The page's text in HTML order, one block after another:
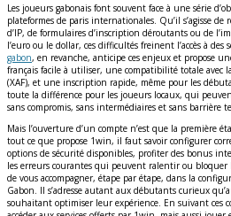
Les joueurs gabonais font souvent face à une série
plateformes de paris internationales. Qu’il s’agisse de
d’IP, de formulaires d’inscription déroutants ou de
l’euro ou le dollar, ces difficultés freinent l’accès à des
gabon, en revanche, anticipe ces enjeux et propose
français facile à utiliser, une compatibilité totale avec
(XAF), et une inscription rapide, même pour les
toute la différence pour les joueurs locaux, qui
sans compromis, sans intermédiaires et sans barrière
Mais l’ouverture d’un compte n’est que la première
tout ce que propose 1win, il faut savoir configurer
options de sécurité disponibles, profiter des bonus
les erreurs courantes qui peuvent ralentir ou bloquer
de vous accompagner, étape par étape, dans la
Gabon. Il s’adresse autant aux débutants curieux
souhaitant optimiser leur expérience. En suivant ces